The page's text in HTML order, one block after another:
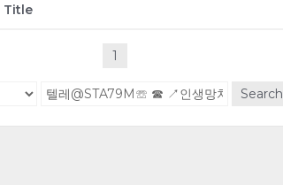
Title
1
Search